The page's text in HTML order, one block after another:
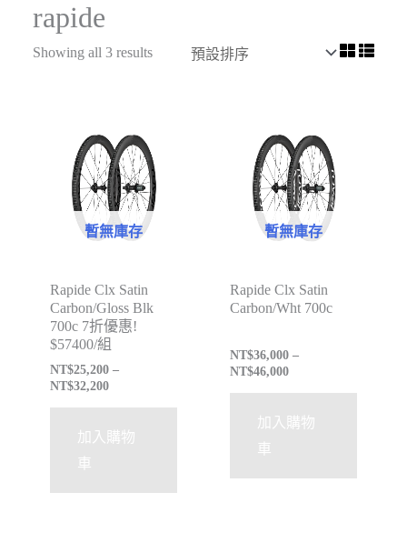
rapide
Showing all 3 results
暫無庫存
Rapide Clx Satin
Carbon/Gloss Blk
700c 7折優惠!
$57400/組
NT$25,200 –
NT$32,200
加入購物
車
暫無庫存
Rapide Clx Satin
Carbon/Wht 700c
NT$36,000 –
NT$46,000
加入購物
車